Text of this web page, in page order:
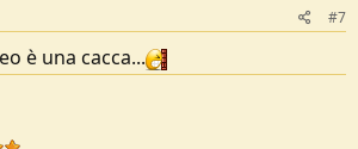
#7
è una cacca...